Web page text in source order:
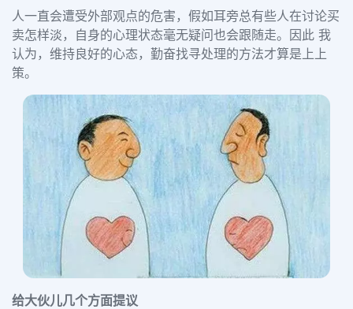
人一直会遭受外部观点的危害，假如耳旁总有些人在讨论买
卖怎样淡，自身的心理状态毫无疑问也会跟随走。因此 我
认为，维持良好的心态，勤奋找寻处理的方法才算是上上
策。
给大伙儿几个方面提议